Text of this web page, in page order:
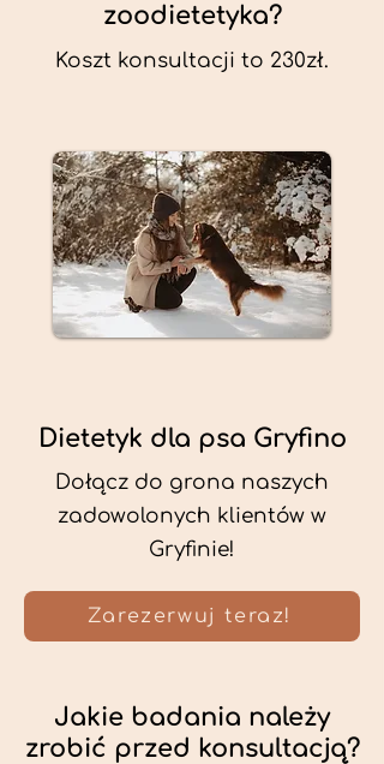
zoodietetyka?
Koszt konsultacji to 230zł.
Dietetyk dla psa Gryfino
Dołącz do grona naszych
zadowolonych klientów w
Gryfinie!
Zarezerwuj teraz!
Jakie badania należy
zrobić przed konsultacją?